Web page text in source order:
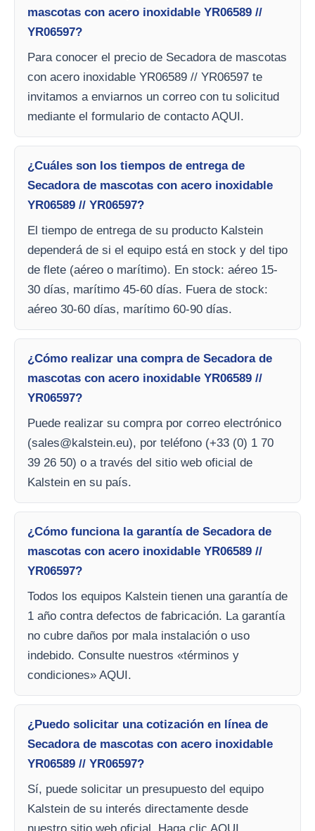
mascotas con acero inoxidable YR06589 //
YR06597?
Para conocer el precio de Secadora de mascotas
con acero inoxidable YR06589 // YR06597 te
invitamos a enviarnos un correo con tu solicitud
mediante el formulario de contacto AQUI.
¿Cuáles son los tiempos de entrega de
Secadora de mascotas con acero inoxidable
YR06589 // YR06597?
El tiempo de entrega de su producto Kalstein
dependerá de si el equipo está en stock y del tipo
de flete (aéreo o marítimo). En stock: aéreo 15-
30 días, marítimo 45-60 días. Fuera de stock:
aéreo 30-60 días, marítimo 60-90 días.
¿Cómo realizar una compra de Secadora de
mascotas con acero inoxidable YR06589 //
YR06597?
Puede realizar su compra por correo electrónico
(sales@kalstein.eu), por teléfono (+33 (0) 1 70
39 26 50) o a través del sitio web oficial de
Kalstein en su país.
¿Cómo funciona la garantía de Secadora de
mascotas con acero inoxidable YR06589 //
YR06597?
Todos los equipos Kalstein tienen una garantía de
1 año contra defectos de fabricación. La garantía
no cubre daños por mala instalación o uso
indebido. Consulte nuestros «términos y
condiciones» AQUI.
¿Puedo solicitar una cotización en línea de
Secadora de mascotas con acero inoxidable
YR06589 // YR06597?
Sí, puede solicitar un presupuesto del equipo
Kalstein de su interés directamente desde